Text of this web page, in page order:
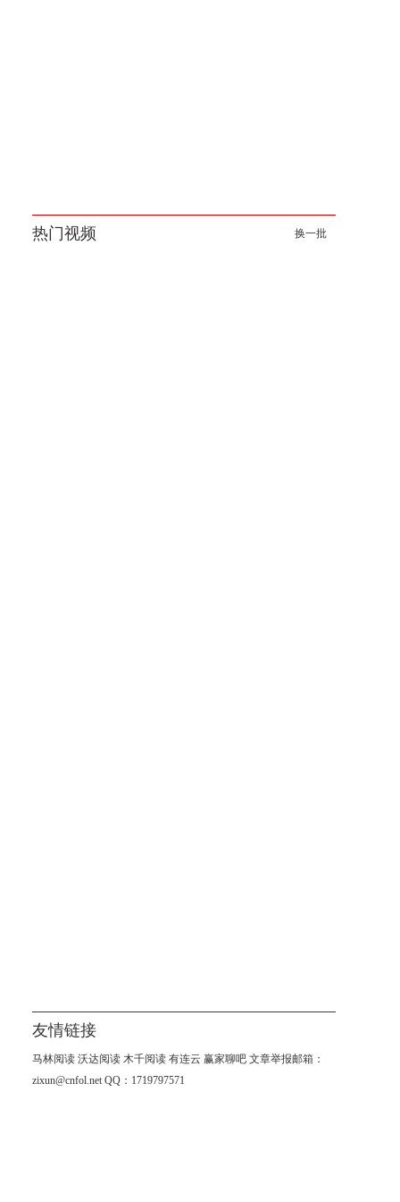
热门视频 换一批
友情链接
马林阅读 沃达阅读 木千阅读 有连云 赢家聊吧 文章举报邮箱：
zixun@cnfol.net QQ：1719797571